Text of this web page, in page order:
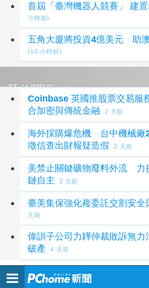
首屆「臺
小時前)
五角大廈將投資4億美元 助
(10 小時前)
延伸閱讀
Coinbase 英國推股票交易服
合加密與傳統金融
2 天前
海外採購爆危機 台中機械廠
徵信查出財報疑造假
2 天前
美禁止關鍵礦物廢料外流 力
鏈自主
2 天前
臺美集保強化複委託交割安全
天前
偉訓子公司力韡仲裁敗訴無
破產
4 天前